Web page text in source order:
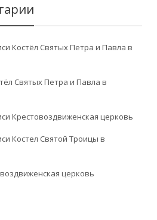
Костёл Святых Петра и Павла в
Святых Петра и Павла в
Крестовоздвиженская церковь
Костел Святой Троицы в
церковь